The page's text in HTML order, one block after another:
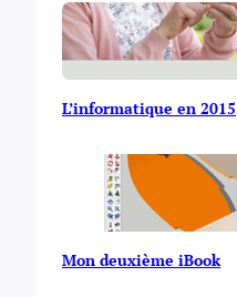
L’informatique en 2015
Mon deuxième iBook